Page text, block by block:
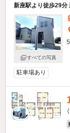
新座駅より徒歩29分
すべての写真
駐車場あり